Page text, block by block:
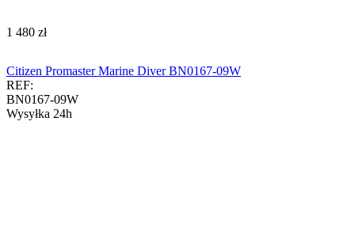
‍1 480‍ zł
Citizen Promaster Marine Diver BN0167-09W
REF:
BN0167-09W
Wysyłka 24h